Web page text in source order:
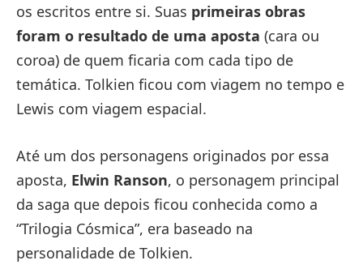
os escritos entre si. Suas primeiras obras
foram o resultado de uma aposta (cara ou
coroa) de quem ficaria com cada tipo de
temática. Tolkien ficou com viagem no tempo e
Lewis com viagem espacial.
Até um dos personagens originados por essa
aposta, Elwin Ranson, o personagem principal
da saga que depois ficou conhecida como a
“Trilogia Cósmica”, era baseado na
personalidade de Tolkien.